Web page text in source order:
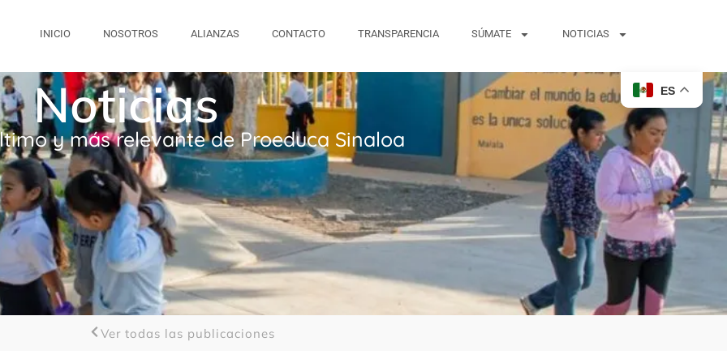
INICIO NOSOTROS ALIANZAS CONTACTO TRANSPARENCIA SÚMATE NOTICIAS
ES
Noticias
y más relevante de Proeduca Sinaloa
Ver todas las publicaciones